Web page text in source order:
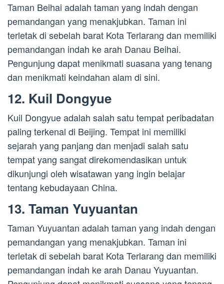
Taman Beihai adalah taman yang indah dengan
pemandangan yang menakjubkan. Taman ini
terletak di sebelah barat Kota Terlarang dan memiliki
pemandangan indah ke arah Danau Beihai.
Pengunjung dapat menikmati suasana yang tenang
dan menikmati keindahan alam di sini.
12. Kuil Dongyue
Kuil Dongyue adalah salah satu tempat peribadatan
paling terkenal di Beijing. Tempat ini memiliki
sejarah yang panjang dan menjadi salah satu
tempat yang sangat direkomendasikan untuk
dikunjungi oleh wisatawan yang ingin belajar
tentang kebudayaan China.
13. Taman Yuyuantan
Taman Yuyuantan adalah taman yang indah dengan
pemandangan yang menakjubkan. Taman ini
terletak di sebelah barat Kota Terlarang dan memiliki
pemandangan indah ke arah Danau Yuyuantan.